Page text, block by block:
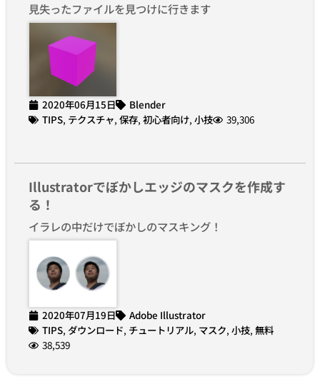
見失ったファイルを見つけに行きます
2020年06月15日
Blender
TIPS, テクスチャ, 保存, 初心者向け, 小技 39,306
Illustratorでぼかしエッジのマスクを作成す
る！
イラレの中だけでぼかしのマスキング！
2020年07月19日
Adobe Illustrator
TIPS, ダウンロード, チュートリアル, マスク, 小技, 無料
38,539